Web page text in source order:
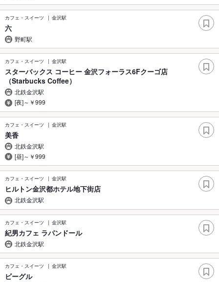
カフェ・スイーツ 金沢駅
六
野町駅
カフェ・スイーツ 金沢駅
スターバックス コーヒー 金沢フォーラス6Fクーゴ店
（Starbucks Coffee）
北鉄金沢駅
[夜]～￥999
カフェ・スイーツ 金沢駅
美香
北鉄金沢駅
[昼]～￥999
カフェ・スイーツ 金沢駅
ヒルトン金沢都ホテル地下街店
北鉄金沢駅
カフェ・スイーツ 金沢駅
紀男カフェ ラパンドール
北鉄金沢駅
カフェ・スイーツ 金沢駅
ビーグル